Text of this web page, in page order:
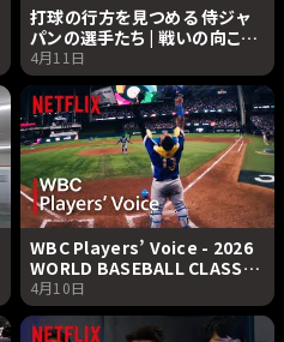
打球の行方を見つめる 侍ジャ
パンの選手たち | 戦いの向こう
侍たちの記録 2026 WORLD
BASEBALL CLASSIC |
Netflix Japan
4月11日
WBC Players’ Voice - 2026
WORLD BASEBALL CLASSIC
言葉の記録 - | 2026 ワールド
ベースボールクラシック |
Netflix Japan
4月10日